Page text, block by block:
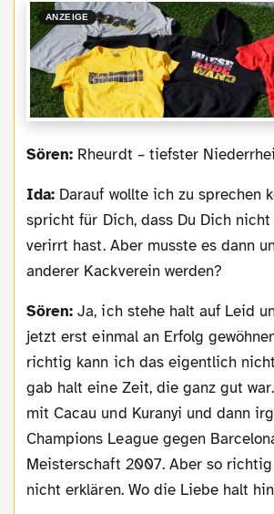
ANZEIGE
Sören: Rheurdt – tiefster
Ida: Darauf wollte ich zu sprechen
spricht für Dich, dass Du Dich nicht
verirrt hast. Aber musste es dann
anderer Kackverein werden?
Sören: Ja, ich stehe halt auf Leid
jetzt erst einmal an Erfolg
richtig kann ich das eigentlich
gab halt eine Zeit, die ganz gut
mit Cacau und Kuranyi und dann
Champions League gegen
Meisterschaft 2007. Aber so
nicht erklären. Wo die Liebe halt